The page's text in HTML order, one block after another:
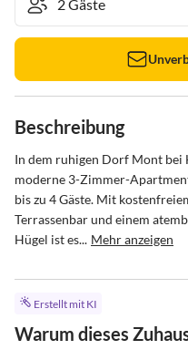
Beschreibung
In dem ruhigen Dorf Mont bei
moderne 3-Zimmer-
bis zu 4 Gäste. Mit
Terrassenbar und einem
Hügel ist es... Mehr anzeigen
Erstellt mit KI
Warum dieses